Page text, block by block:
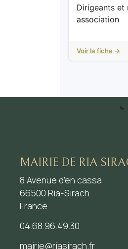
Dirigeants et
association
Voir la fiche →
MAIRIE DE RIA
8 Avenue d’en cassa
66500 Ria-Sirach
France
04.68.96.49.30
mairie@riasirach.fr